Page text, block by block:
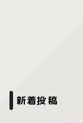
新着投稿